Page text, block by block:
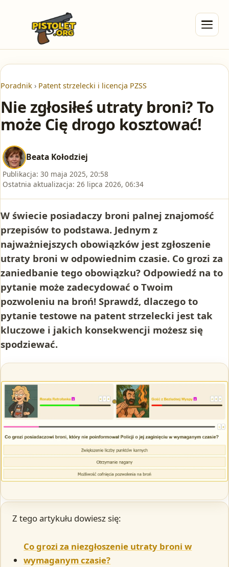
Poradnik › Patent strzelecki i licencja PZSS
Nie zgłosiłeś utraty broni? To
może Cię drogo kosztować!
Beata Kołodziej
Publikacja: 30 maja 2025, 20:58
Ostatnia aktualizacja: 26 lipca 2026, 06:34
W świecie posiadaczy broni palnej znajomość
przepisów to podstawa. Jednym z
najważniejszych obowiązków jest zgłoszenie
utraty broni w odpowiednim czasie. Co grozi za
zaniedbanie tego obowiązku? Odpowiedź na to
pytanie może zadecydować o Twoim
pozwoleniu na broń! Sprawdź, dlaczego to
pytanie testowe na patent strzelecki jest tak
kluczowe i jakich konsekwencji możesz się
spodziewać.
Z tego artykułu dowiesz się:
Co grozi za niezgłoszenie utraty broni w
wymaganym czasie?